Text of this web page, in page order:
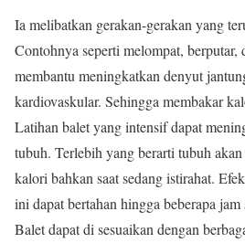
Ia melibatkan gerakan-gerakan yang
Contohnya seperti melompat,
membantu meningkatkan denyut
kardiovaskular. Sehingga membakar
Latihan balet yang intensif dapat
tubuh. Terlebih yang berarti tubuh
kalori bahkan saat sedang istirahat.
ini dapat bertahan hingga beberapa jam
Balet dapat di sesuaikan dengan